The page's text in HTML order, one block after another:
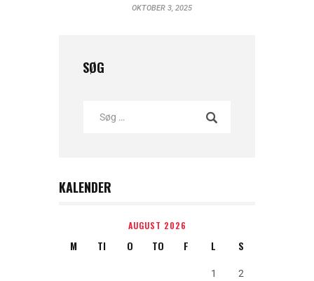
OKTOBER 3, 2025
SØG
KALENDER
AUGUST 2026
M TI O TO F L S
1 2